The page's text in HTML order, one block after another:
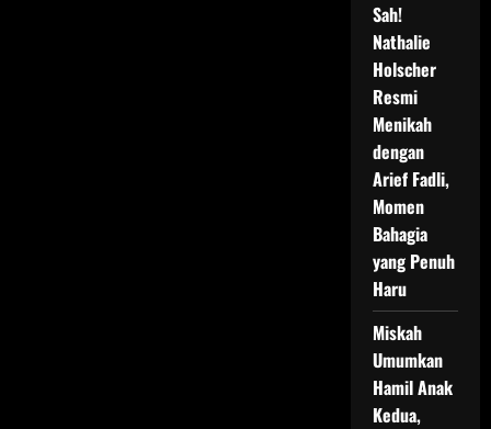
Sah!
Nathalie
Holscher
Resmi
Menikah
dengan
Arief Fadli,
Momen
Bahagia
yang Penuh
Haru
Miskah
Umumkan
Hamil Anak
Kedua,